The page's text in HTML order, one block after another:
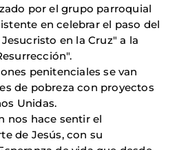
por el grupo parroquial
en celebrar el paso del
en la Cruz" a la
penitenciales se van
de pobreza con proyectos
Unidas.
nos hace sentir el
de Jesús, con su